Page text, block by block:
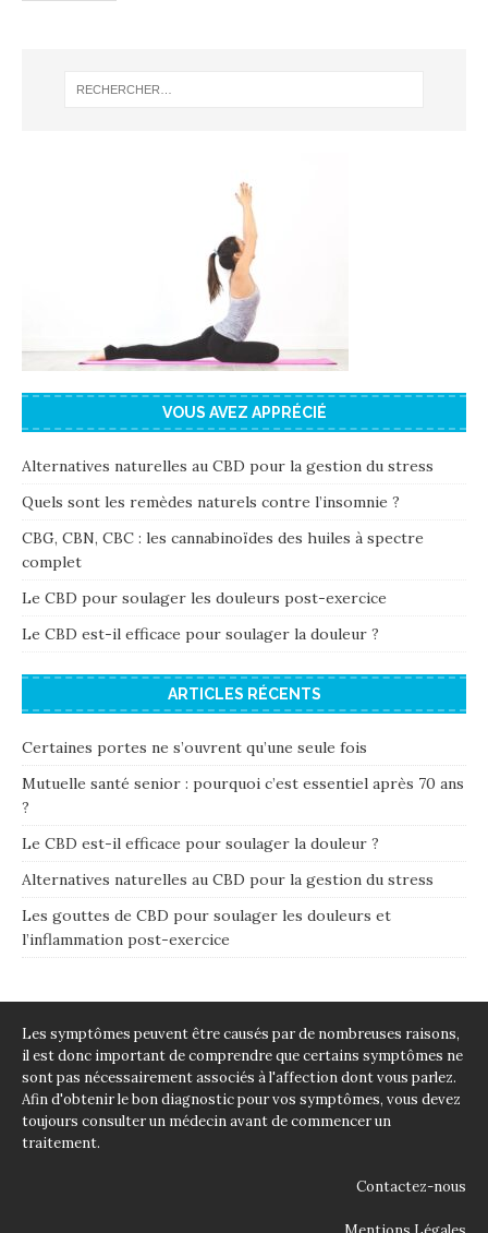
VOUS AVEZ APPRÉCIÉ
Alternatives naturelles au CBD pour la gestion du stress
Quels sont les remèdes naturels contre l’insomnie ?
CBG, CBN, CBC : les cannabinoïdes des huiles à spectre
complet
Le CBD pour soulager les douleurs post-exercice
Le CBD est-il efficace pour soulager la douleur ?
ARTICLES RÉCENTS
Certaines portes ne s’ouvrent qu’une seule fois
Mutuelle santé senior : pourquoi c’est essentiel après 70 ans
?
Le CBD est-il efficace pour soulager la douleur ?
Alternatives naturelles au CBD pour la gestion du stress
Les gouttes de CBD pour soulager les douleurs et
l’inflammation post-exercice
Les symptômes peuvent être causés par de nombreuses raisons,
il est donc important de comprendre que certains symptômes ne
sont pas nécessairement associés à l'affection dont vous parlez.
Afin d'obtenir le bon diagnostic pour vos symptômes, vous devez
toujours consulter un médecin avant de commencer un
traitement.
Contactez-nous